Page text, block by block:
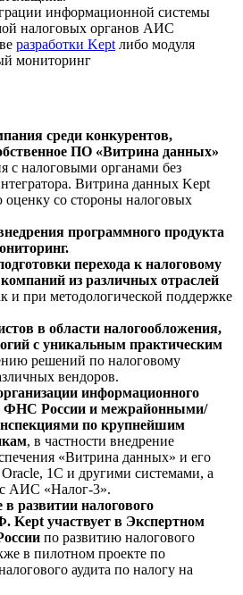
информационной системы
налоговых органов АИС
разработки Kept либо модуля
мониторинг
среди конкурентов,
ПО «Витрина данных»
с налоговыми органами без
Витрина данных Kept
со стороны налоговых
программного продукта
перехода к налоговому
из различных отраслей
и при методологической поддержке
в области налогообложения,
с уникальным практическим
решений по налоговому
вендоров.
информационного
ФНС России и межрайонными/
по крупнейшим
, в частности внедрение
«Витрина данных» и его
Oracle, 1С и другими системами, а
с АИС «Налог-3».
развитии налогового
Kept участвует в Экспертном
по развитию налогового
в пилотном проекте по
аудита по налогу на